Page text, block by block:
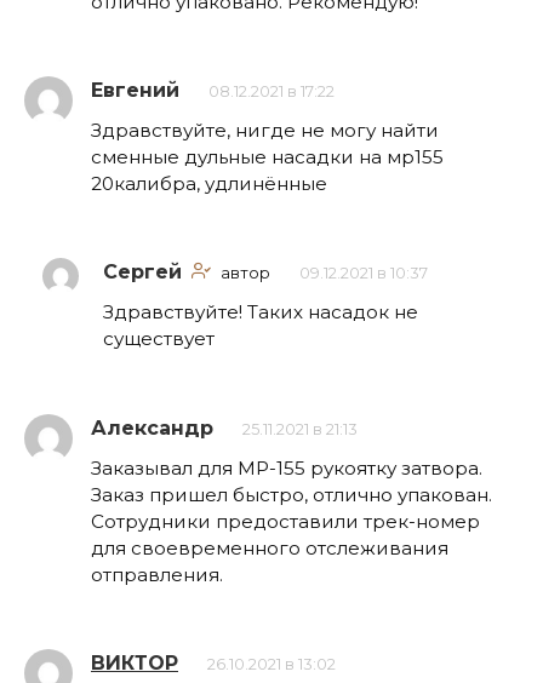
Евгений 08.12.2021 в 17:22
Здравствуйте, нигде не могу найти
сменные дульные насадки на мр155
20калибра, удлинённые
Сергей автор 09.12.2021 в 10:37
Здравствуйте! Таких насадок не
существует
Александр 25.11.2021 в 21:13
Заказывал для МР-155 рукоятку затвора.
Заказ пришел быстро, отлично упакован.
Сотрудники предоставили трек-номер
для своевременного отслеживания
отправления.
ВИКТОР 26.10.2021 в 13:02